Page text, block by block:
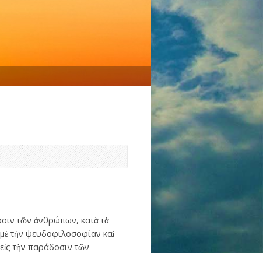
τῶν ἀνθρώπων, κατὰ τὰ
τὴν ψευδοφιλοσοφίαν καὶ
τὴν παράδοσιν τῶν